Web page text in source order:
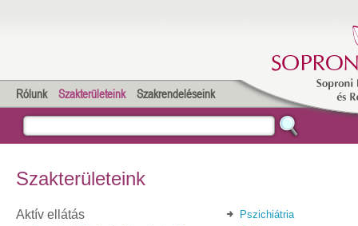
Rólunk Szakterületeink Szakrendeléseink
Szakterületeink
Aktív ellátás
Pszichiátria